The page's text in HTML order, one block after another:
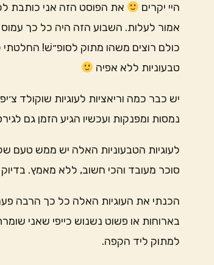
היי יקרים
את הפוסט הזה אני כותבת
אמור לעלות. השבוע הזה היה כל כך
כולם רוצים משהו מתוק לסופ״שׁ! החלטתי
טבעוניות ללא אפיה
יש כבר כמה וריאציות לעוגיות שוקולד
נמסות ומפנקות ועכשיו הגיע הזמן גם
לעוגיות הטבעוניות האלה יש ממש טעם
סוכר מעובד והכי חשוב, ללא מאמץ.
הכנתי את העוגיות האלה כל כך הרבה
בארוחות או פשוט נשנוש כייפי שאני
למתוק ליד הקפה.